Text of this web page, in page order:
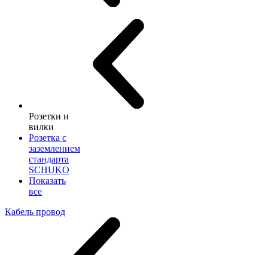
Розетки и
вилки
Розетка с
заземлением
стандарта
SCHUKO
Показать
все
Кабель провод